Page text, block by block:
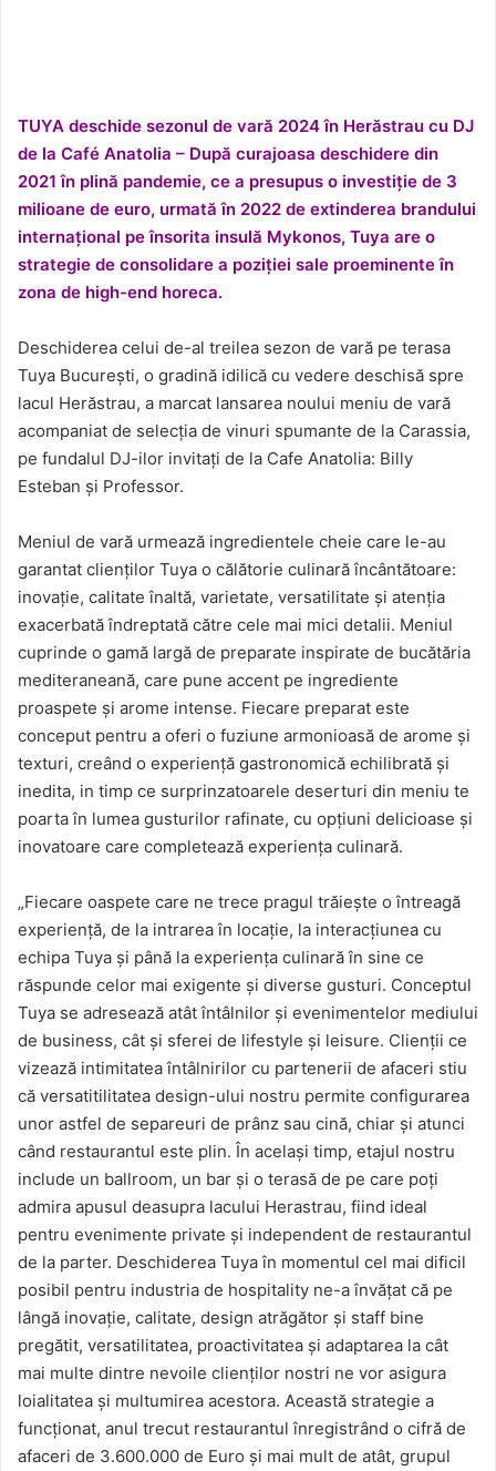
TUYA deschide sezonul de vară 2024 în Herăstrau cu DJ
de la Café Anatolia – După curajoasa deschidere din
2021 în plină pandemie, ce a presupus o investiţie de 3
milioane de euro, urmată în 2022 de extinderea brandului
internaţional pe însorita insulă Mykonos, Tuya are o
strategie de consolidare a poziţiei sale proeminente în
zona de high-end horeca.
Deschiderea celui de-al treilea sezon de vară pe terasa
Tuya Bucureşti, o gradină idilică cu vedere deschisă spre
lacul Herăstrau, a marcat lansarea noului meniu de vară
acompaniat de selecţia de vinuri spumante de la Carassia,
pe fundalul DJ-ilor invitaţi de la Cafe Anatolia: Billy
Esteban şi Professor.
Meniul de vară urmează ingredientele cheie care le-au
garantat clienţilor Tuya o călătorie culinară încântătoare:
inovaţie, calitate înaltă, varietate, versatilitate şi atenţia
exacerbată îndreptată către cele mai mici detalii. Meniul
cuprinde o gamă largă de preparate inspirate de bucătăria
mediteraneană, care pune accent pe ingrediente
proaspete și arome intense. Fiecare preparat este
conceput pentru a oferi o fuziune armonioasă de arome și
texturi, creând o experiență gastronomică echilibrată și
inedita, in timp ce surprinzatoarele deserturi din meniu te
poarta în lumea gusturilor rafinate, cu opțiuni delicioase și
inovatoare care completează experiența culinară.
„Fiecare oaspete care ne trece pragul trăieşte o întreagă
experienţă, de la intrarea în locaţie, la interacţiunea cu
echipa Tuya şi până la experienţa culinară în sine ce
răspunde celor mai exigente şi diverse gusturi. Conceptul
Tuya se adresează atât întâlnilor şi evenimentelor mediului
de business, cât şi sferei de lifestyle şi leisure. Clienţii ce
vizează intimitatea întâlnirilor cu partenerii de afaceri stiu
că versatitilitatea design-ului nostru permite configurarea
unor astfel de separeuri de prânz sau cină, chiar şi atunci
când restaurantul este plin. În acelaşi timp, etajul nostru
include un ballroom, un bar şi o terasă de pe care poţi
admira apusul deasupra lacului Herastrau, fiind ideal
pentru evenimente private şi independent de restaurantul
de la parter. Deschiderea Tuya în momentul cel mai dificil
posibil pentru industria de hospitality ne-a învăţat că pe
lângă inovaţie, calitate, design atrăgător şi staff bine
pregătit, versatilitatea, proactivitatea şi adaptarea la cât
mai multe dintre nevoile clienţilor nostri ne vor asigura
loialitatea şi multumirea acestora. Această strategie a
funcţionat, anul trecut restaurantul înregistrând o cifră de
afaceri de 3.600.000 de Euro şi mai mult de atât, grupul